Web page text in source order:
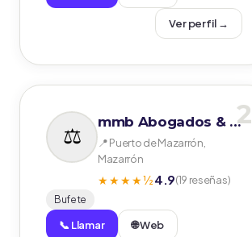
Ver perfil →
2
mmb Abogados & Rechtsanwälte
📍 Puerto de Mazarrón,
Mazarrón
★★★★½4.9(19 reseñas)
Bufete
📞 Llamar 🌐 Web